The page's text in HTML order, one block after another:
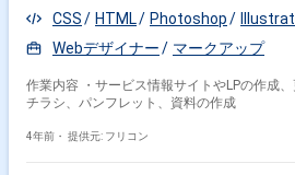
CSS
HTML Photoshop
Webデザイナー
マークアップ
作業内容 ・サービス情報サイトやLPの作成
チラシ、パンフレット、資料の作成
4年前・ 提供元: フリコン